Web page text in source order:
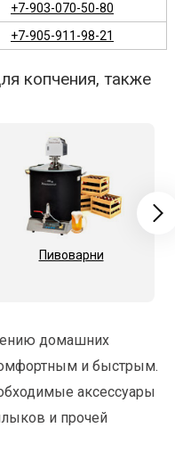
+7-903-070-50-80
+7-905-911-98-21
копчения, также
Пивоварни
домашних
и быстрым.
аксессуары
и прочей